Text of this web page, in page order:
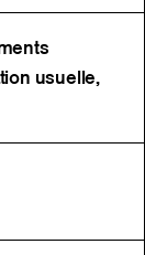
usuelle,